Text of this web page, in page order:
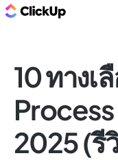
10 ทาง
2025 (รี